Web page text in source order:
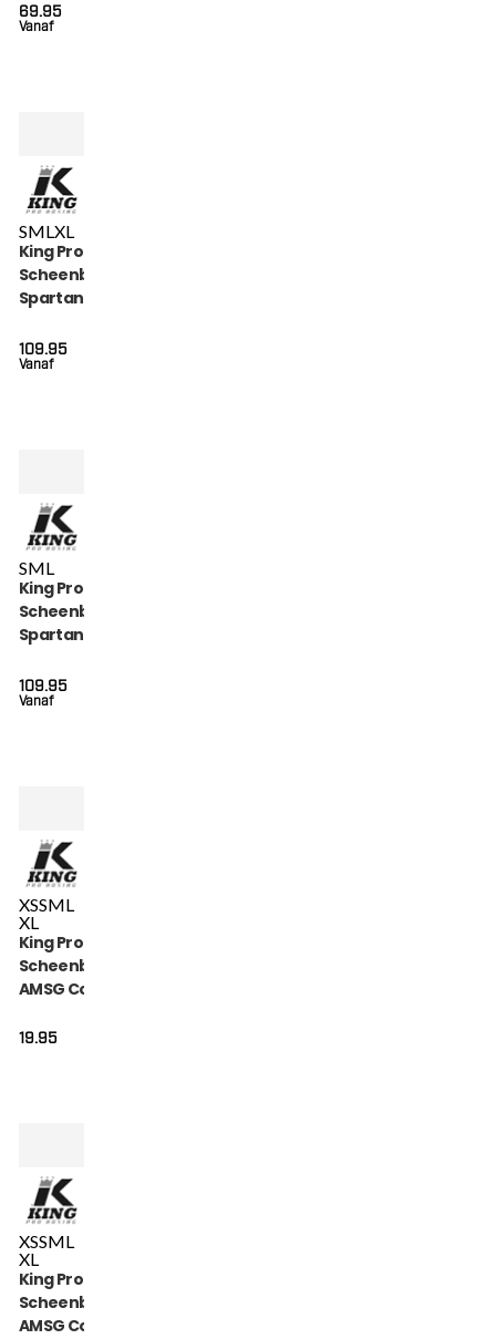
Vanaf
69.95
SML XL
King Pro Boxing
Scheenbeschermers
Spartan Series (KPB
Vanaf
109.95
SML
King Pro Boxing
Scheenbeschermers
Spartan Series (KPB
Vanaf
109.95
XSSML
XL
King Pro Boxing
Scheenbeschermers
AMSG Cotton (KPB
19.95
XSSML
XL
King Pro Boxing
Scheenbeschermers
AMSG Cotton (KPB